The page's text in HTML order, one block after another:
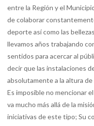
entre la Región y el
de colaborar
deporte así como las
llevamos años trabajando
sentidos para acercar al
decir que las instalaciones
absolutamente a la altura
Es imposible no mencionar
va mucho más allá de la
iniciativas de este tipo; Su